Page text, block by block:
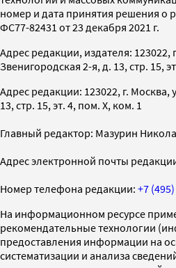
номер и дата принятия решения о
ФС77-82431 от 23 декабря 2021 г.
Адрес редакции, издателя: 123022,
Звенигородская 2-я, д. 13, стр. 15,
Адрес редакции: 123022, г. Москва,
13, стр. 15, эт. 4, пом. X, ком. 1
Главный редактор: Мазурин
Адрес электронной почты
Номер телефона редакции: +7
На информационном ресурсе
рекомендательные технологии
предоставления информации на
систематизации и анализа